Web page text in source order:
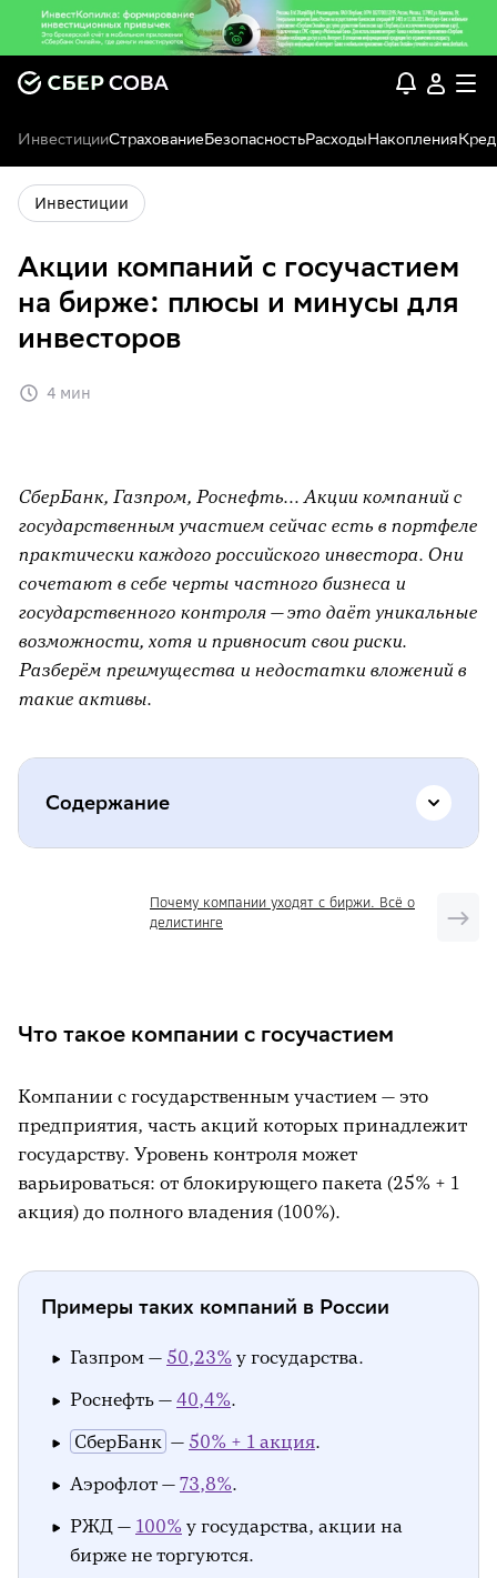
ИнвестицииСтрахованиеБезопасностьРасходыНакопления
Инвестиции
Акции компаний с госучастием
на бирже: плюсы и минусы для
инвесторов
4 мин
СберБанк, Газпром, Роснефть… Акции компаний с
государственным участием сейчас есть в портфеле
практически каждого российского инвестора. Они
сочетают в себе черты частного бизнеса и
государственного контроля — это даёт уникальные
возможности, хотя и привносит свои риски.
Разберём преимущества и недостатки вложений в
такие активы.
Содержание
В чём преимущества инвестиций в
госучастием
Почему компании уходят с биржи. Всё о
делистинге
Что такое компании с госучастием
Компании с государственным участием — это
предприятия, часть акций которых принадлежит
государству. Уровень контроля может
варьироваться: от блокирующего пакета (25% + 1
акция) до полного владения (100%).
Примеры таких компаний в России
Газпром — 50,23% у государства.
Роснефть — 40,4%.
СберБанк — 50% + 1 акция.
Аэрофлот — 73,8%.
РЖД — 100% у государства, акции на
бирже не торгуются.